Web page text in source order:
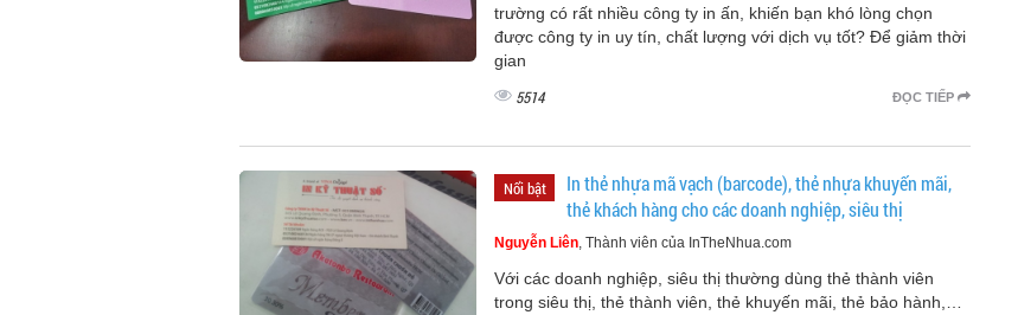
trường có rất nhiều công ty in ấn, khiến bạn khó lòng chọn
được công ty in uy tín, chất lượng với dịch vụ tốt? Để giảm thời
gian
ĐỌC TIẾP
5514
Nổi bật
In thẻ nhựa mã vạch (barcode), thẻ nhựa khuyến mãi,
thẻ khách hàng cho các doanh nghiệp, siêu thị
Nguyễn Liên, Thành viên của InTheNhua.com
Với các doanh nghiệp, siêu thị thường dùng thẻ thành viên
trong siêu thị, thẻ thành viên, thẻ khuyến mãi, thẻ bảo hành,…